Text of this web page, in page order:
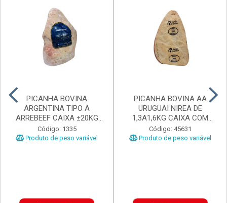
PICANHA BOVINA
ARGENTINA TIPO A
ARREBEEF CAIXA ±20KG
PEÇAS 1...
Código: 1335
Produto de peso variável
PICANHA BOVINA AA
URUGUAI NIREA DE
1,3A1,6KG CAIXA COM
±15KG
Código: 45631
Produto de peso variável